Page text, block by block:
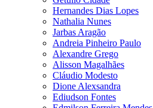
Hernandes Dias Lopes
Nathalia Nunes
Jarbas Aragão
Andreia Pinheiro Paulo
Alexandre Grego
Alisson Magalhães
Cláudio Modesto
Dione Alexsandra
Ediudson Fontes